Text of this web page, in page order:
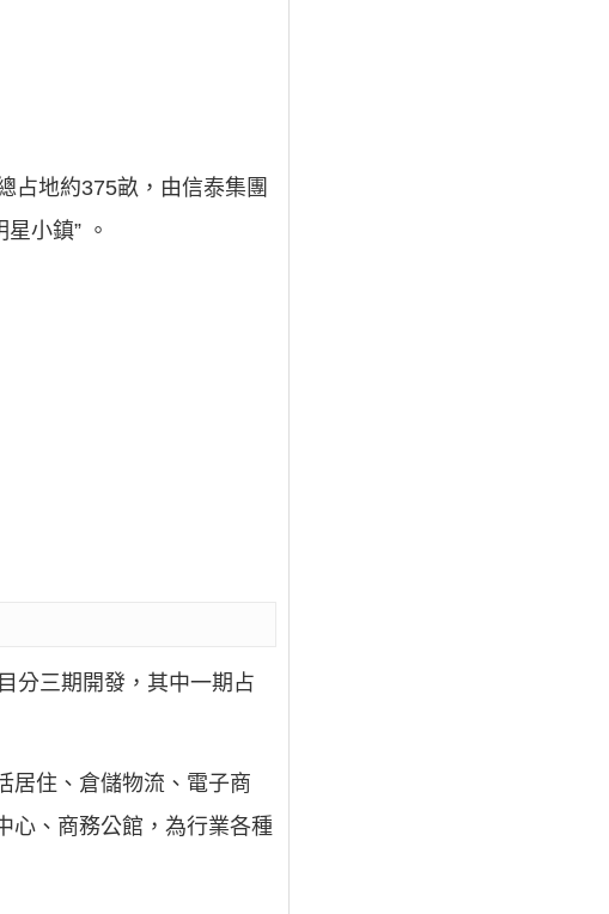
占地約375畝，由信泰集團
小鎮” 。
分三期開發，其中一期占
居住、倉儲物流、電子商
心、商務公館，為行業各種